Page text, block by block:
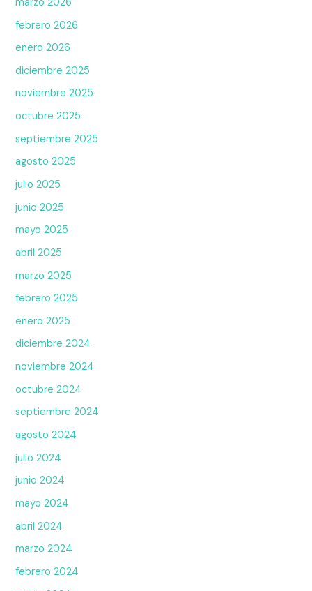
febrero 2026
enero 2026
diciembre 2025
noviembre 2025
octubre 2025
septiembre 2025
agosto 2025
julio 2025
junio 2025
mayo 2025
abril 2025
marzo 2025
febrero 2025
enero 2025
diciembre 2024
noviembre 2024
octubre 2024
septiembre 2024
agosto 2024
julio 2024
junio 2024
mayo 2024
abril 2024
marzo 2024
febrero 2024